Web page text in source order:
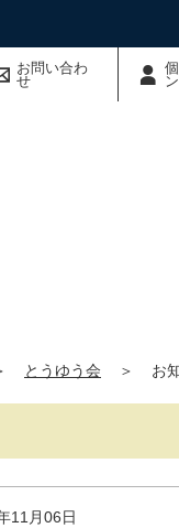
お問い合わ
せ
ン
とうゆう会 ＞ お
11月06日